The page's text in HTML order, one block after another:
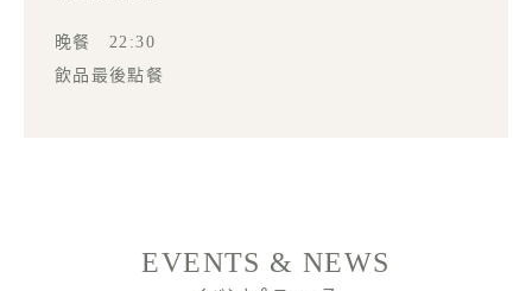
晚餐 22:30
飲品最後點餐
EVENTS & NEWS